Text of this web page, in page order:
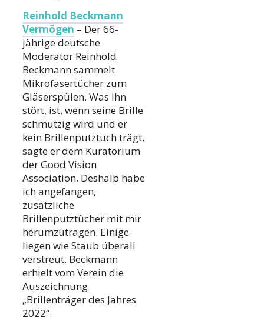
Reinhold Beckmann
Vermögen – Der 66-
jährige deutsche
Moderator Reinhold
Beckmann sammelt
Mikrofasertücher zum
Gläserspülen. Was ihn
stört, ist, wenn seine Brille
schmutzig wird und er
kein Brillenputztuch trägt,
sagte er dem Kuratorium
der Good Vision
Association. Deshalb habe
ich angefangen,
zusätzliche
Brillenputztücher mit mir
herumzutragen. Einige
liegen wie Staub überall
verstreut. Beckmann
erhielt vom Verein die
Auszeichnung
„Brillenträger des Jahres
2022“.